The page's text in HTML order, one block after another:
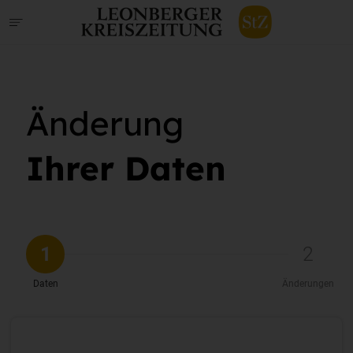
Änderung
Ihrer Daten
1
Daten
2
Änderungen